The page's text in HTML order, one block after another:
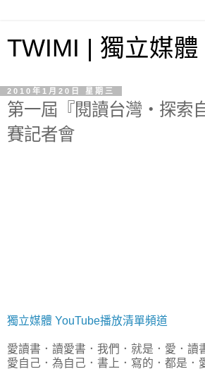
TWIMI | 獨立媒體
2010年1月20日 星期三
第一屆『閱讀台灣‧探索
賽記者會
獨立媒體 YouTube播放清單頻道
愛讀書．讀愛書．我們．就是．愛．讀
愛自己．為自己．書上．寫的．都是．